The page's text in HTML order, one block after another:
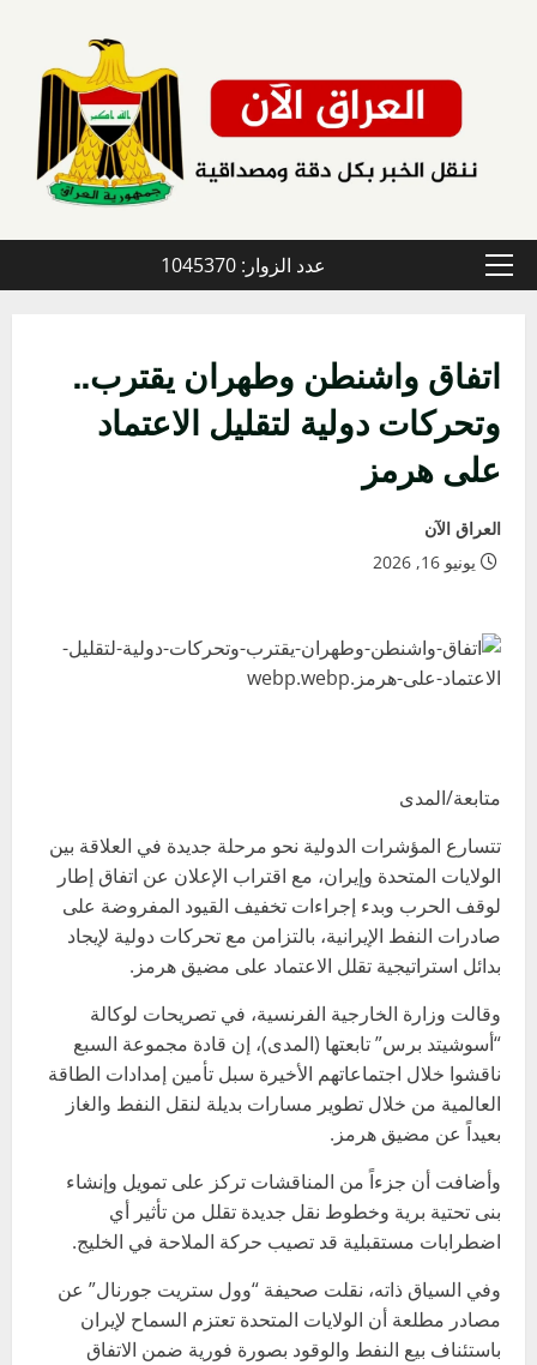
القائمة
عدد الزوار: 1045370
اتفاق واشنطن وطهران يقترب..
وتحركات دولية لتقليل الاعتماد
على هرمز
العراق الآن
يونيو 16, 2026
متابعة/المدى
تتسارع المؤشرات الدولية نحو مرحلة جديدة في العلاقة بين
الولايات المتحدة وإيران، مع اقتراب الإعلان عن اتفاق إطار
لوقف الحرب وبدء إجراءات تخفيف القيود المفروضة على
صادرات النفط الإيرانية، بالتزامن مع تحركات دولية لإيجاد
بدائل استراتيجية تقلل الاعتماد على مضيق هرمز.
وقالت وزارة الخارجية الفرنسية، في تصريحات لوكالة
“أسوشيتد برس” تابعتها (المدى)، إن قادة مجموعة السبع
ناقشوا خلال اجتماعاتهم الأخيرة سبل تأمين إمدادات الطاقة
العالمية من خلال تطوير مسارات بديلة لنقل النفط والغاز
بعيداً عن مضيق هرمز.
وأضافت أن جزءاً من المناقشات تركز على تمويل وإنشاء
بنى تحتية برية وخطوط نقل جديدة تقلل من تأثير أي
اضطرابات مستقبلية قد تصيب حركة الملاحة في الخليج.
وفي السياق ذاته، نقلت صحيفة “وول ستريت جورنال” عن
مصادر مطلعة أن الولايات المتحدة تعتزم السماح لإيران
باستئناف بيع النفط والوقود بصورة فورية ضمن الاتفاق